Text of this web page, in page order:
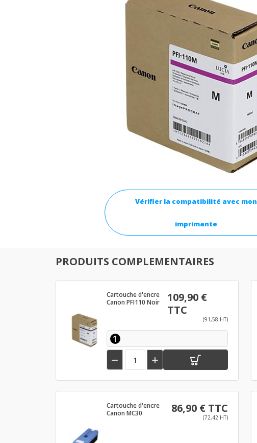
Vérifier la compatibilité avec mon
imprimante
PRODUITS COMPLEMENTAIRES
Cartouche d'encre
Canon PFI110 Noir
109,90 €
TTC
(91,58 HT)
1
 
Cartouche d'encre
Canon MC30
86,90 € TTC
(72,42 HT)